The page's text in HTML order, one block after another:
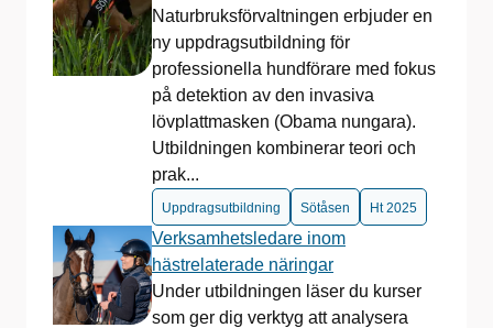
Naturbruksförvaltningen erbjuder en
ny uppdragsutbildning för
professionella hundförare med fokus
på detektion av den invasiva
lövplattmasken (Obama nungara).
Utbildningen kombinerar teori och
prak...
Uppdragsutbildning Sötåsen Ht 2025
Verksamhetsledare inom
hästrelaterade näringar
Under utbildningen läser du kurser
som ger dig verktyg att analysera